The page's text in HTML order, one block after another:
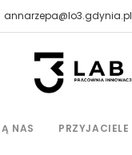
annarzepa@lo3.gdynia.pl
NAS PRZYJACIELE